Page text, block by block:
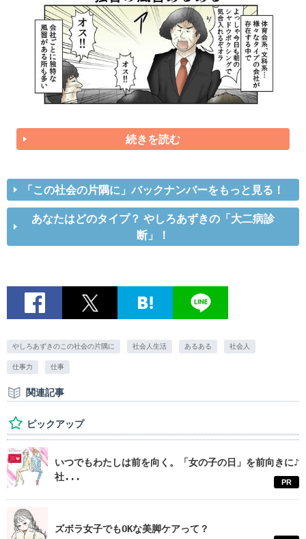
続きを読む
「この社会の片隅に」バックナンバーをもっと見る！
あなたはどのタイプ？ やしろあずきの「大二病診
断」！
やしろあずきのこの社会の片隅に 社会人生活 あるある 社会人
仕事力 仕事
関連記事
ピックアップ
いつでもわたしは前を向く。「女の子の日」を前向きに♪
社...
PR
ズボラ女子でもOKな美脚ケアって？